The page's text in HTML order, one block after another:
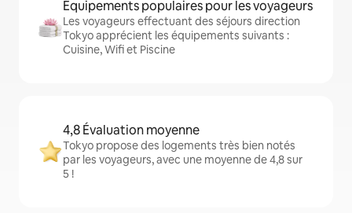
Équipements populaires pour les voyageurs
Les voyageurs effectuant des séjours direction
Tokyo apprécient les équipements suivants :
Cuisine, Wifi et Piscine
4,8 Évaluation moyenne
Tokyo propose des logements très bien notés
par les voyageurs, avec une moyenne de 4,8 sur
5 !